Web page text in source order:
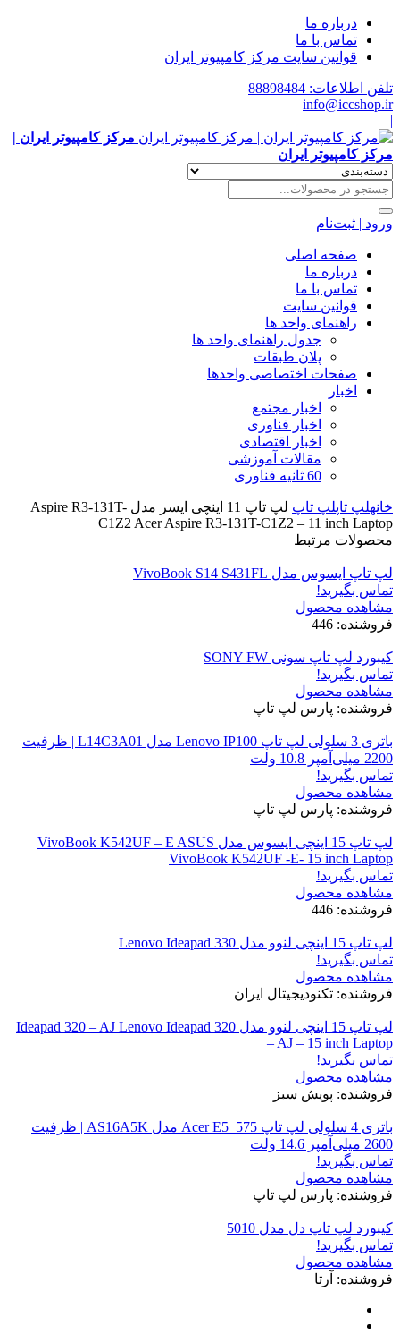
درباره ما
تماس با ما
قوانین سایت مرکز کامپیوتر ایران
تلفن اطلاعات: 88898484
info@iccshop.ir
|
مرکز کامپیوتر ایران |
مرکز کامپیوتر ایران
ورود | ثبت‌نام
صفحه اصلی
درباره ما
تماس با ما
قوانین سایت
راهنمای واحد ها
جدول راهنمای واحد ها
پلان طبقات
صفحات اختصاصی واحدها
اخبار
اخبار مجتمع
اخبار فناوری
اخبار اقتصادی
مقالات آموزشی
60 ثانیه فناوری
خانهلپ تاپلپ تاپ
لپ تاپ 11 اینچی ایسر مدل Aspire R3-131T-
C1Z2 Acer Aspire R3-131T-C1Z2 – 11 inch Laptop
محصولات مرتبط
لپ تاپ ایسوس مدل VivoBook S14 S431FL
تماس بگیرید!
مشاهده محصول
فروشنده: 446
کیبورد لپ تاپ سونی SONY FW
تماس بگیرید!
مشاهده محصول
فروشنده: پارس لپ تاپ
باتری 3 سلولی لپ تاپ Lenovo IP100 مدل L14C3A01 | ظرفیت
2200 میلی‌آمپر 10.8 ولت
تماس بگیرید!
مشاهده محصول
فروشنده: پارس لپ تاپ
لپ تاپ 15 اینچی ایسوس مدل VivoBook K542UF – E ASUS
VivoBook K542UF -E- 15 inch Laptop
تماس بگیرید!
مشاهده محصول
فروشنده: 446
لپ تاپ 15 اینچی لنوو مدل Lenovo Ideapad 330
تماس بگیرید!
مشاهده محصول
فروشنده: تکنودیجیتال ایران
لپ تاپ 15 اینچی لنوو مدل Ideapad 320 – AJ Lenovo Ideapad 320
– AJ – 15 inch Laptop
تماس بگیرید!
مشاهده محصول
فروشنده: پویش سبز
باتری 4 سلولی لپ تاپ Acer E5_575 مدل AS16A5K | ظرفیت
2600 میلی‌آمپر 14.6 ولت
تماس بگیرید!
مشاهده محصول
فروشنده: پارس لپ تاپ
کیبورد لپ تاپ دل مدل 5010
تماس بگیرید!
مشاهده محصول
فروشنده: آرتا